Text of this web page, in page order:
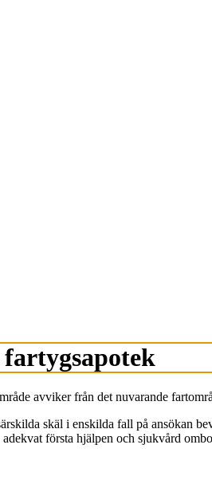
avviker från det nuvarande
skäl i enskilda fall på ansökan
första hjälpen och sjukvård